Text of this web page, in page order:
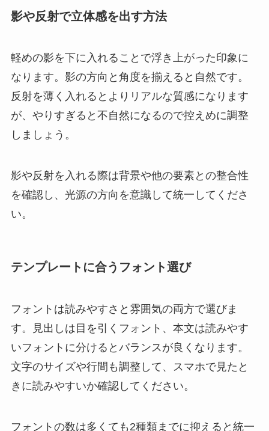
影や反射で立体感を出す方法
軽めの影を下に入れることで浮き上がった印象に
なります。影の方向と角度を揃えると自然です。
反射を薄く入れるとよりリアルな質感になります
が、やりすぎると不自然になるので控えめに調整
しましょう。
影や反射を入れる際は背景や他の要素との整合性
を確認し、光源の方向を意識して統一してくださ
い。
テンプレートに合うフォント選び
フォントは読みやすさと雰囲気の両方で選びま
す。見出しは目を引くフォント、本文は読みやす
いフォントに分けるとバランスが良くなります。
文字のサイズや行間も調整して、スマホで見たと
きに読みやすいか確認してください。
フォントの数は多くても2種類までに抑えると統一